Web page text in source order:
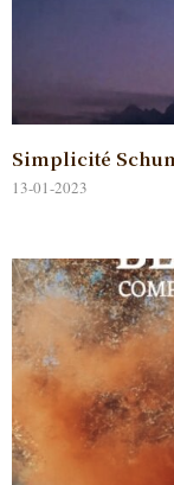
Simplicité
13-01-2023